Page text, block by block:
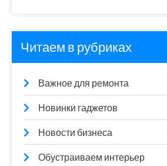
Читаем в рубриках
Важное для ремонта
Новинки гаджетов
Новости бизнеса
Обустраиваем интерьер